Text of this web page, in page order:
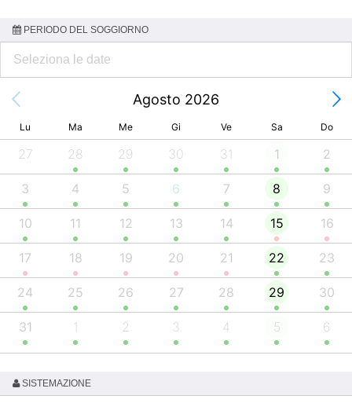
PERIODO DEL SOGGIORNO
Agosto 2026
Lu Ma Me Gi Ve Sa Do
27 28 29 30 31 1 2
3 4 5 6 7 8 9
10 11 12 13 14 15 16
17 18 19 20 21 22 23
24 25 26 27 28 29 30
31 1 2 3 4 5 6
SISTEMAZIONE